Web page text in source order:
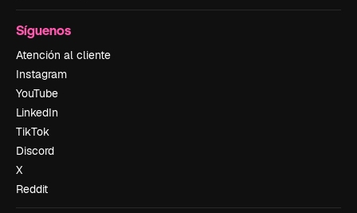
Síguenos
Atención al cliente
Instagram
YouTube
LinkedIn
TikTok
Discord
X
Reddit